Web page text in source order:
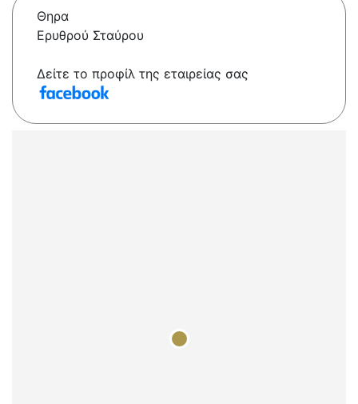
Θηρα
Ερυθρού Σταύρου
Δείτε το προφίλ της εταιρείας σας